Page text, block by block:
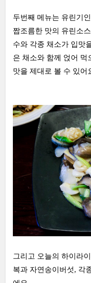
두번째 메뉴는 유린기
짭조름한 맛의 유린소
수와 각종 채소가 입맛
은 채소와 함께 얹어 먹
맛을 제대로 볼 수 있어
그리고 오늘의 하이라
복과 자연송이버섯, 각